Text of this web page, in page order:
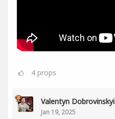
4 props
Valentyn Dobrovinskyi
Jan 19, 2025